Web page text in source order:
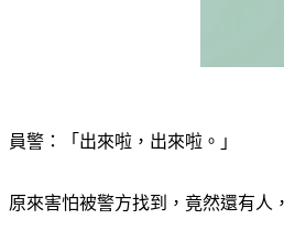
員警：「出來啦，出來啦。」
原來害怕被警方找到，竟然還有人